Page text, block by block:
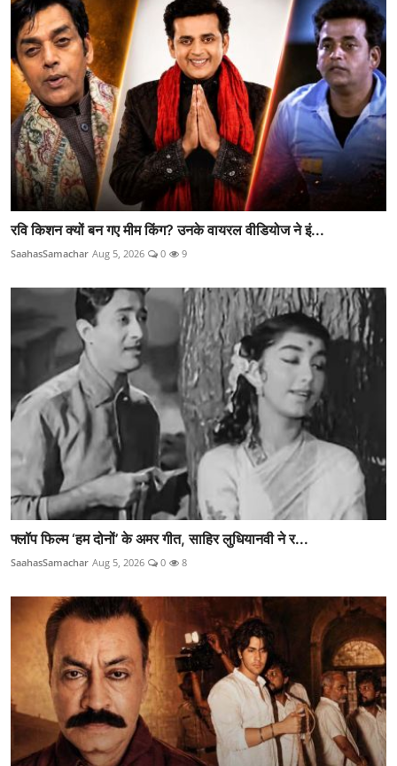
रवि किशन क्यों बन गए मीम किंग? उनके वायरल वीडियोज ने इं...
SaahasSamachar Aug 5, 2026 0 9
फ्लॉप फिल्म ‘हम दोनों’ के अमर गीत, साहिर लुधियानवी ने र...
SaahasSamachar Aug 5, 2026 0 8